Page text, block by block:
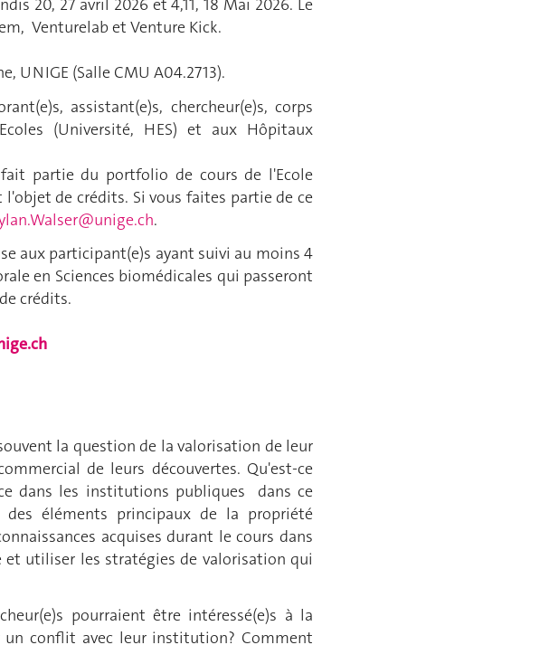
20, 27 avril 2026 et 4,11, 18 Mai 2026. Le
Venturelab et Venture Kick.
UNIGE (Salle CMU A04.2713).
assistant(e)s, chercheur(e)s, corps
(Université, HES) et aux Hôpitaux
partie du portfolio de cours de l'Ecole
de crédits. Si vous faites partie de ce
.
aux participant(e)s ayant suivi au moins 4
en Sciences biomédicales qui passeront
crédits.
la question de la valorisation de leur
de leurs découvertes. Qu'est-ce
dans les institutions publiques dans ce
éléments principaux de la propriété
acquises durant le cours dans
et utiliser les stratégies de valorisation qui
pourraient être intéressé(e)s à la
un conflit avec leur institution? Comment